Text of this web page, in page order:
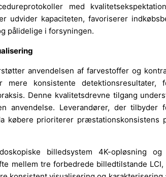
med
udvider kapaciteten, favoriserer
pålidelige i forsyningen.
anvendelsen af farvestoffer og
konsistente detektionsresultater,
Denne kvalitetsdrevne tilgang
Leverandører, der tilbyder
købere prioriterer præstationskonsistens
billedsystem 4K-opløsning og
mellem tre forbedrede billedtilstande LCI,